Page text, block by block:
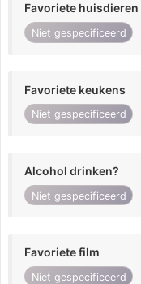
Favoriete huisdieren
Niet gespecificeerd
Favoriete keukens
Niet gespecificeerd
Alcohol drinken?
Niet gespecificeerd
Favoriete film
Niet gespecificeerd